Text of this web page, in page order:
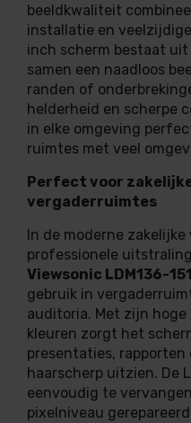
beeldkwaliteit
installatie en
inch scherm bestaat
samen een naadloos
randen of
helderheid en scherpe
in elke omgeving
ruimtes met veel
Perfect voor
vergaderruimtes
In de moderne zakelijke
professionele
Viewsonic LDM136-151
gebruik in
auditoria. Met zijn
kleuren zorgt het
presentaties,
haarscherp uitzien. De
eenvoudig te
pixelniveau